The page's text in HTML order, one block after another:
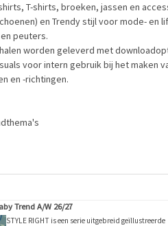
T-shirts, broeken, jassen en
en Trendy stijl voor mode- en
peuters.
worden geleverd met
voor intern gebruik bij het maken
en -richtingen.
en ontwerpkenmerken
met accessoires om de modeseries
Trend A/W 26/27
STYLE RIGHT is een serie uitgebreid geïllustreerde